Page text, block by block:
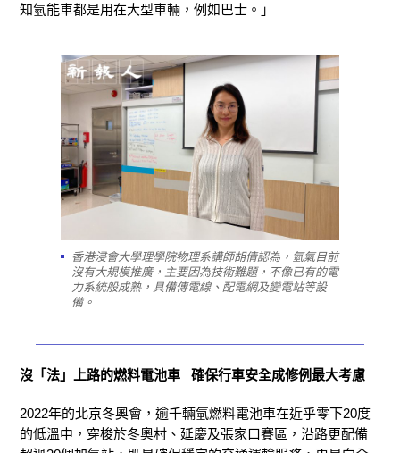
知氫能車都是用在大型車輛，例如巴士。」
香港浸會大學理學院物理系講師胡倩認為，氫氣目前
沒有大規模推廣，主要因為技術難題，不像已有的電
力系統般成熟，具備傳電線、配電網及變電站等設
備。
沒「法」上路的燃料電池車 確保行車安全成修例最大考慮
2022年的北京冬奧會，逾千輛氫燃料電池車在近乎零下20度
的低溫中，穿梭於冬奧村、延慶及張家口賽區，沿路更配備